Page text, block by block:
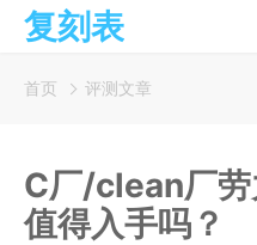
复刻表
首页 评测文章
C厂/clean厂
值得入手吗？